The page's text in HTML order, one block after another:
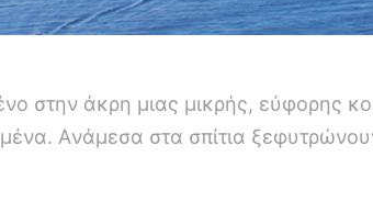
στην άκρη μιας μικρής, εύφορης
Aνάμεσα στα σπίτια